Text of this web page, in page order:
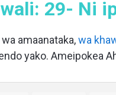
29- Ni
amaanataka,wa
yako. Ameipokea